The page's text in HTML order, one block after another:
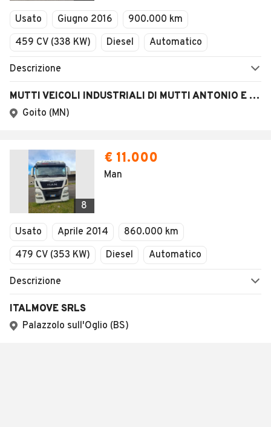
Concessionari
Usato Giugno 2016
900.000 km
459 CV (338 KW)
Diesel Automatico
Descrizione
MUTTI VEICOLI INDUSTRIALI DI MUTTI ANTONIO E STEFANO S.N.C.
Goito (MN)
8
€ 11.000
Man
Usato Aprile 2014
860.000 km
479 CV (353 KW)
Diesel Automatico
Descrizione
ITALMOVE SRLS
Palazzolo sull'Oglio (BS)